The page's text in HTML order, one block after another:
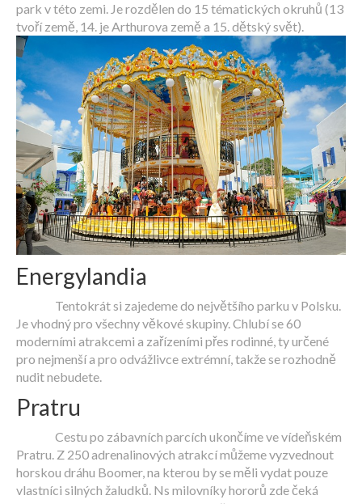
park v této zemi. Je rozdělen do 15 tématických okruhů (13
tvoří země, 14. je Arthurova země a 15. dětský svět).
Energylandia
Tentokrát si zajedeme do největšího parku v Polsku.
Je vhodný pro všechny věkové skupiny. Chlubí se 60
moderními atrakcemi a zařízeními přes rodinné, ty určené
pro nejmenší a pro odvážlivce extrémní, takže se rozhodně
nudit nebudete.
Pratru
Cestu po zábavních parcích ukončíme ve vídeňském
Pratru. Z 250 adrenalinových atrakcí můžeme vyzvednout
horskou dráhu Boomer, na kterou by se měli vydat pouze
vlastníci silných žaludků. Ns milovníky hororů zde čeká